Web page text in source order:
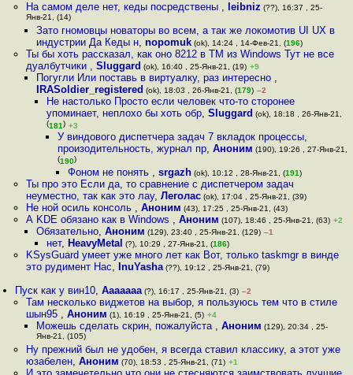
На самом деле нет, кеды посредствены , leibniz (??), 16:37 , 25-
Янв-21, (14)
Зато гномовцы новаторы во всем, а так же локомотив UI UX в
индустрии Да Кеды н, nopomuk(ok), 14:24 , 14-Фев-21, (196)
Ты бы хоть рассказал, как оно 8212 в TM из Windows Тут не все
дуалбутчики , Sluggard (ok), 16:40 , 25-Янв-21, (19) +9
Погугли Или поставь в виртуалку, раз интересно ,
IRASoldier_registered (ok), 18:03 , 26-Янв-21, (179) –2
Не настолько Просто если человек что-то сторонее
упоминает, неплохо бы хоть обр,Sluggard (ok), 18:18 , 26-Янв-21,
(181) +3
У виндового диспетчера задач 7 вкладок процессы,
произодительность, журнал пр, Аноним (190), 19:26 , 27-Янв-21,
(190)
Фоном не понять , srgazh(ok), 10:12 , 28-Янв-21, (191)
Ты про это Если да, то сравнение с диспетчером задач
неуместно, так как это лау, Леголас(ok), 17:04 , 25-Янв-21, (39)
Не ной осиль консоль , Аноним (43), 17:25 , 25-Янв-21, (43)
А KDE обязано как в Windows , Аноним (107), 18:46 , 25-Янв-21, (63) +2
Обязательно, Аноним (129), 23:40 , 25-Янв-21, (129) –1
нет, HeavyMetal (?), 10:29 , 27-Янв-21, (186)
KSysGuard умеет уже много лет как Вот, только taskmgr в винде
это рудимент Нас, InuYasha(??), 19:12 , 25-Янв-21, (79)
Пуск как у вин10,Ааааааа (?), 16:17 , 25-Янв-21, (3) –2
Там несколько виджетов на выбор, я пользуюсь тем что в стиле
шын95 , Аноним (1), 16:19 , 25-Янв-21, (5) +4
Можешь сделать скрин, пожалуйста , Аноним (129), 20:34 , 25-
Янв-21, (105)
Ну прежний был не удобен, я всегда ставил классику, а этот уже
юзабелен, Аноним (70), 18:53 , 25-Янв-21, (71) +1